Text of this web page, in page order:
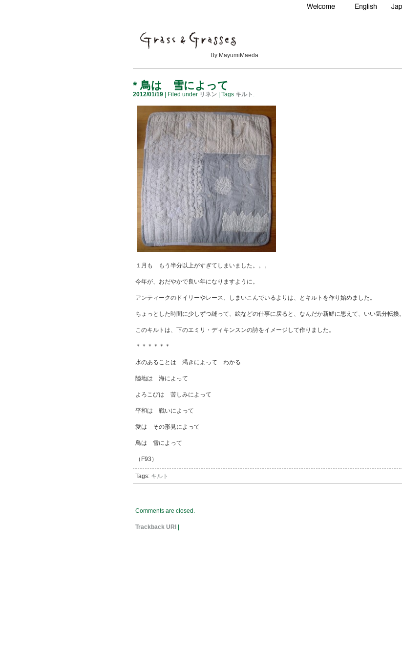
By MayumiMaeda
* 鳥は 雪によって
2012/01/19 | Filed under リネン | Tags キルト .
１月も もう半分以上がすぎてしまいました。。。
今年が、おだやかで良い年になりますように。
アンティークのドイリーやレース、しまいこんでいるよりは、とキルトを作り始めました。
ちょっとした時間に少しずつ縫って、絵などの仕事に戻ると、なんだか新鮮に思えて、いい気分転換。
このキルトは、下のエミリ・ディキンスンの詩をイメージして作りました。
＊＊＊＊＊＊
水のあることは 渇きによって わかる
陸地は 海によって
よろこびは 苦しみによって
平和は 戦いによって
愛は その形見によって
鳥は 雪によって
（F93）
Tags: キルト
Comments are closed.
Trackback URI